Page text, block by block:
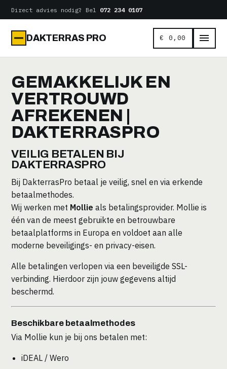
Naar
de
inhoud
Direct advies nodig? Bel 072 234 0107
DAKTERRAS PRO € 0,00
GEMAKKELIJK EN
VERTROUWD
AFREKENEN |
DAKTERRASPRO
VEILIG BETALEN BIJ
DAKTERRASPRO
Bij DakterrasPro betaal je veilig, snel en via erkende
betaalmethodes.
Wij werken met Mollie als betalingsprovider. Mollie is
één van de meest gebruikte en betrouwbare
betaalplatforms in Europa en voldoet aan alle
moderne beveiligings- en privacy-eisen.
Alle betalingen verlopen via een beveiligde SSL-
verbinding. Hierdoor zijn jouw gegevens altijd
beschermd.
Beschikbare betaalmethodes
Via Mollie kun je bij ons betalen met:
iDEAL / Wero